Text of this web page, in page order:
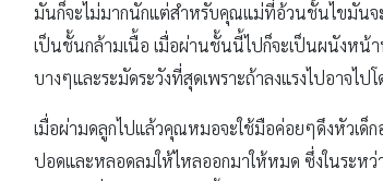
มันก็จะไม่มากนักแต่สำหรับคุณแม่ที่อ้วนชั้นไขมันจ
เป็นชั้นกล้ามเนื้อ เมื่อผ่านชั้นนี้ไปก็จะเป็นผนังหน้
บางๆและระมัดระวังที่สุดเพราะถ้าลงแรงไปอาจไป
เมื่อผ่ามดลูกไปแล้วคุณหมอจะใช้มือค่อยๆดึงหัวเด็
ปอดและหลอดลมให้ไหลออกมาให้หมด ซึ่งในระห